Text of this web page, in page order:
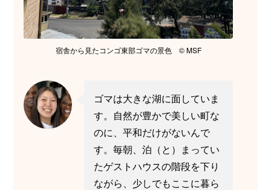
宿舎から見たコンゴ東部ゴマの景色 © MSF
ゴマは大きな湖に面していま
す。自然が豊かで美しい町な
のに、平和だけがないんで
す。毎朝、泊（と）まってい
たゲストハウスの階段を下り
ながら、少しでもここに暮ら